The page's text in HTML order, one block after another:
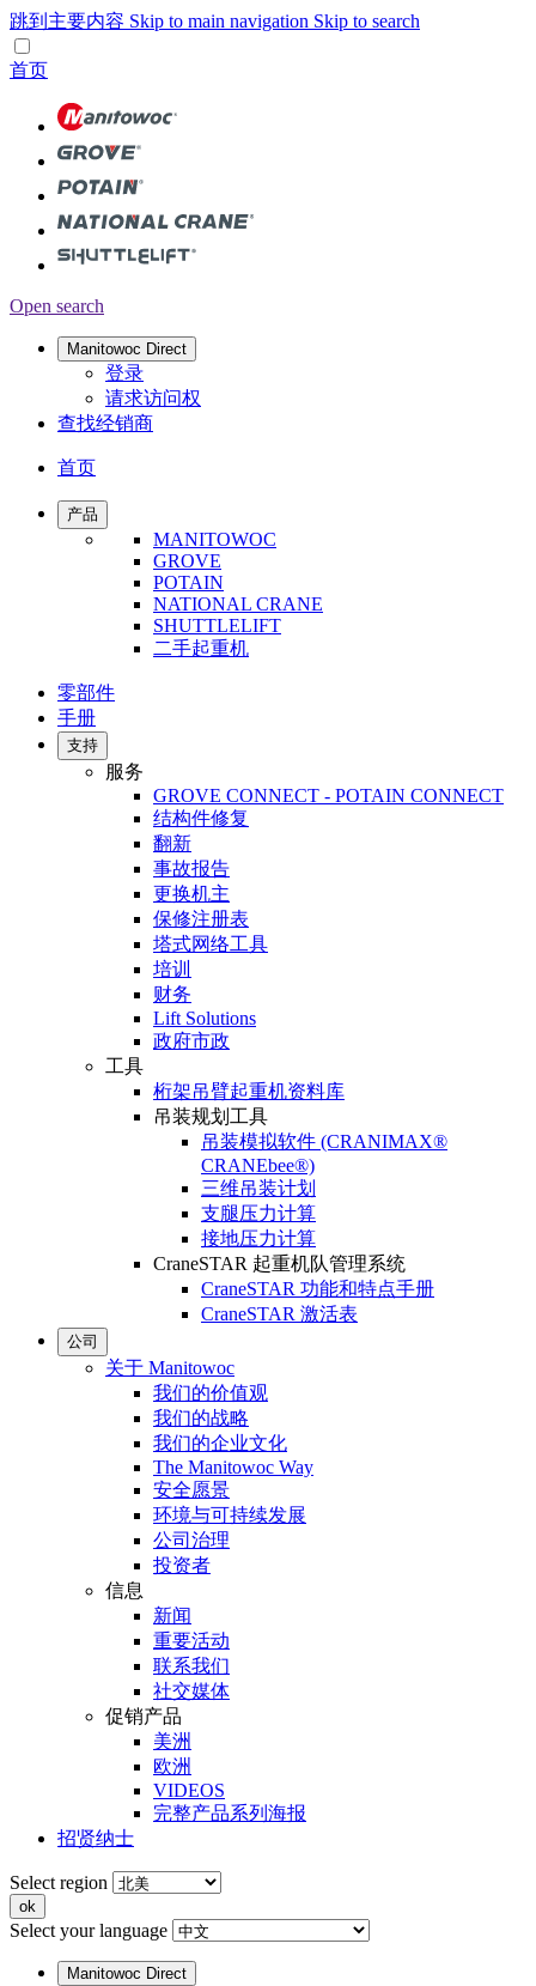
跳到主要内容 Skip to main navigation Skip to search
首页
Open search
Manitowoc Direct
登录
请求访问权
查找经销商
首页
产品
MANITOWOC
GROVE
POTAIN
NATIONAL CRANE
SHUTTLELIFT
二手起重机
零部件
手册
支持
服务
GROVE CONNECT - POTAIN CONNECT
结构件修复
翻新
事故报告
更换机主
保修注册表
塔式网络工具
培训
财务
Lift Solutions
政府市政
工具
桁架吊臂起重机资料库
吊装规划工具
吊装模拟软件 (CRANIMAX®
CRANEbee®)
三维吊装计划
支腿压力计算
接地压力计算
CraneSTAR 起重机队管理系统
CraneSTAR 功能和特点手册
CraneSTAR 激活表
公司
关于 Manitowoc
我们的价值观
我们的战略
我们的企业文化
The Manitowoc Way
安全愿景
环境与可持续发展
公司治理
投资者
信息
新闻
重要活动
联系我们
社交媒体
促销产品
美洲
欧洲
VIDEOS
完整产品系列海报
招贤纳士
Select region
Select your language
Manitowoc Direct